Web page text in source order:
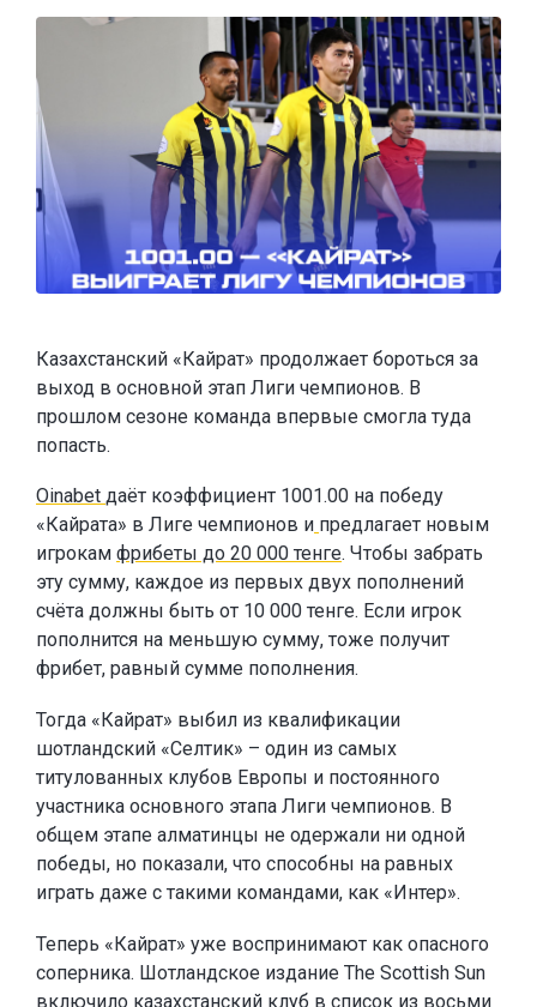
Казахстанский «Кайрат» продолжает бороться за
выход в основной этап Лиги чемпионов. В
прошлом сезоне команда впервые смогла туда
попасть.
Oinabet даёт коэффициент 1001.00 на победу
«Кайрата» в Лиге чемпионов и предлагает новым
игрокам фрибеты до 20 000 тенге. Чтобы забрать
эту сумму, каждое из первых двух пополнений
счёта должны быть от 10 000 тенге. Если игрок
пополнится на меньшую сумму, тоже получит
фрибет, равный сумме пополнения.
Тогда «Кайрат» выбил из квалификации
шотландский «Селтик» – один из самых
титулованных клубов Европы и постоянного
участника основного этапа Лиги чемпионов. В
общем этапе алматинцы не одержали ни одной
победы, но показали, что способны на равных
играть даже с такими командами, как «Интер».
Теперь «Кайрат» уже воспринимают как опасного
соперника. Шотландское издание The Scottish Sun
включило казахстанский клуб в список из восьми